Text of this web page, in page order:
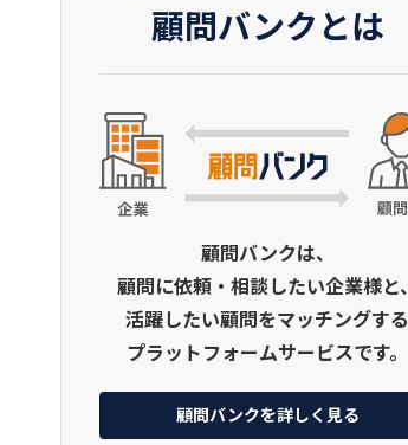
顧問バンクとは
顧問バンクは、
顧問に依頼・相談したい企業様と、
活躍したい顧問をマッチングする
プラットフォームサービスです。
顧問バンクを詳しく見る